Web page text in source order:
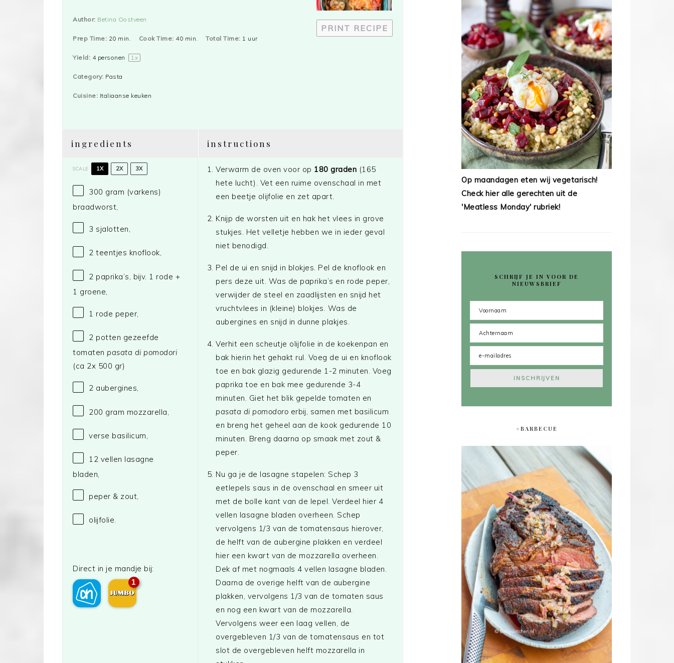
PRINT RECIPE
Author: Betina Oostveen
Prep Time: 20 min. Cook Time: 40 min. Total Time: 1 uur
Yield: 4personen 1x
Category: Pasta
Cuisine: Italiaanse keuken
ingredients
SCALE 1X 2X 3X
300 gram (varkens)
braadworst,
3 sjalotten,
2 teentjes knoflook,
2 paprika’s, bijv. 1 rode +
1 groene,
1 rode peper,
2 potten gezeefde
tomaten pasata di pomodori
(ca 2x 500 gr)
2 aubergines,
200 gram mozzarella,
verse basilicum,
12 vellen lasagne
bladen,
peper & zout,
olijfolie.
Direct in je mandje bij:
1
instructions
Verwarm de oven voor op 180 graden (165
hete lucht). Vet een ruime ovenschaal in met
een beetje olijfolie en zet apart.
Knijp de worsten uit en hak het vlees in grove
stukjes. Het velletje hebben we in ieder geval
niet benodigd.
Pel de ui en snijd in blokjes. Pel de knoflook en
pers deze uit. Was de paprika’s en rode peper,
verwijder de steel en zaadlijsten en snijd het
vruchtvlees in (kleine) blokjes. Was de
aubergines en snijd in dunne plakjes.
Verhit een scheutje olijfolie in de koekenpan en
bak hierin het gehakt rul. Voeg de ui en knoflook
toe en bak glazig gedurende 1-2 minuten. Voeg
paprika toe en bak mee gedurende 3-4
minuten. Giet het blik gepelde tomaten en
pasata di pomodoro erbij, samen met basilicum
en breng het geheel aan de kook gedurende 10
minuten. Breng daarna op smaak met zout &
peper.
Nu ga je de lasagne stapelen: Schep 3
eetlepels saus in de ovenschaal en smeer uit
met de bolle kant van de lepel. Verdeel hier 4
vellen lasagne bladen overheen. Schep
vervolgens 1/3 van de tomatensaus hierover,
de helft van de aubergine plakken en verdeel
hier een kwart van de mozzarella overheen.
Dek af met nogmaals 4 vellen lasagne bladen.
Daarna de overige helft van de aubergine
plakken, vervolgens 1/3 van de tomaten saus
en nog een kwart van de mozzarella.
Vervolgens weer een laag vellen, de
overgebleven 1/3 van de tomatensaus en tot
slot de overgebleven helft mozzarella in
Op maandagen eten wij vegetarisch!
Check hier alle gerechten uit de
'Meatless Monday' rubriek!
SCHRIJF JE IN VOOR DE
NIEUWSBRIEF
#BARBECUE